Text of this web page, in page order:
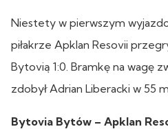
Niestety w pierwszym
piłakrze Apklan Resovii
Bytovią 1:0. Bramkę na wagę
zdobył Adrian Liberacki w 55
Bytovia Bytów – Apklan